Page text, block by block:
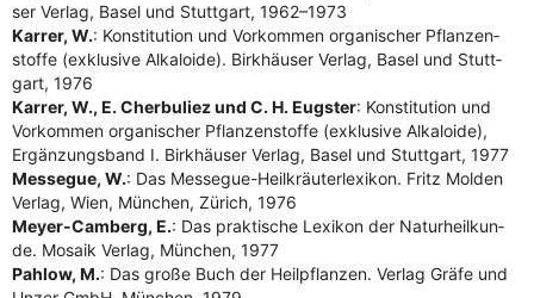
ser Ver­lag, Basel und Stutt­gart, 1962–1973
Kar­rer, W.: Kon­sti­tu­ti­on und Vor­kom­men orga­ni­scher Pflan­zen­
stof­fe (exklu­si­ve Alka­lo­ide). Birk­häu­ser Ver­lag, Basel und Stutt­
gart, 1976
Kar­rer, W., E. Cher­bu­liez und C. H. Eugs­ter: Kon­sti­tu­ti­on und
Vor­kom­men orga­ni­scher Pflan­zen­stof­fe (exklu­si­ve Alka­lo­ide),
Ergän­zungs­band I. Birk­häu­ser Ver­lag, Basel und Stutt­gart, 1977
Mes­se­gue, W.: Das Mes­se­gue-Heil­kräu­ter­le­xi­kon. Fritz Mol­den
Ver­lag, Wien, Mün­chen, Zürich, 1976
Mey­er-Cam­berg, E.: Das prak­ti­sche Lexi­kon der Natur­heil­kun­
de. Mosa­ik Ver­lag, Mün­chen, 1977
Pahl­ow, M.: Das gro­ße Buch der Heil­pflan­zen. Ver­lag Grä­fe und